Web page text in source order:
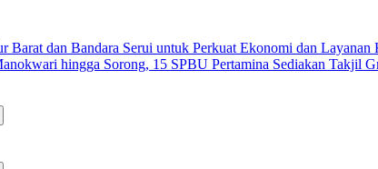
Barat dan Bandara Serui untuk Perkuat Ekonomi dan Layanan
hingga Sorong, 15 SPBU Pertamina Sediakan Takjil